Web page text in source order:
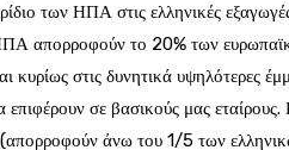
των ΗΠΑ στις ελληνικές
απορροφούν το 20% των
κυρίως στις δυνητικά υψηλότερες
σε βασικούς μας εταίρους.
(απορροφούν άνω του 1/5 των